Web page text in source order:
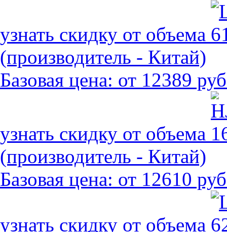
узнать скидку от объема
(производитель - Китай)
Базовая цена: от 12389
узнать скидку от объема
(производитель - Китай)
Базовая цена: от 12610
узнать скидку от объема